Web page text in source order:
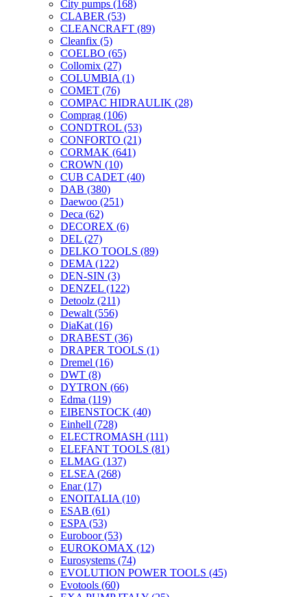
City pumps (168)
CLABER (53)
CLEANCRAFT (89)
Cleanfix (5)
COELBO (65)
Collomix (27)
COLUMBIA (1)
COMET (76)
COMPAC HIDRAULIK (28)
Comprag (106)
CONDTROL (53)
CONFORTO (21)
CORMAK (641)
CROWN (10)
CUB CADET (40)
DAB (380)
Daewoo (251)
Deca (62)
DECOREX (6)
DEL (27)
DELKO TOOLS (89)
DEMA (122)
DEN-SIN (3)
DENZEL (122)
Detoolz (211)
Dewalt (556)
DiaKat (16)
DRABEST (36)
DRAPER TOOLS (1)
Dremel (16)
DWT (8)
DYTRON (66)
Edma (119)
EIBENSTOCK (40)
Einhell (728)
ELECTROMASH (111)
ELEFANT TOOLS (81)
ELMAG (137)
ELSEA (268)
Enar(17)
ENOITALIA (10)
ESAB (61)
ESPA (53)
Euroboor(53)
EUROKOMAX (12)
Eurosystems (74)
EVOLUTION POWER TOOLS (45)
Evotools (60)